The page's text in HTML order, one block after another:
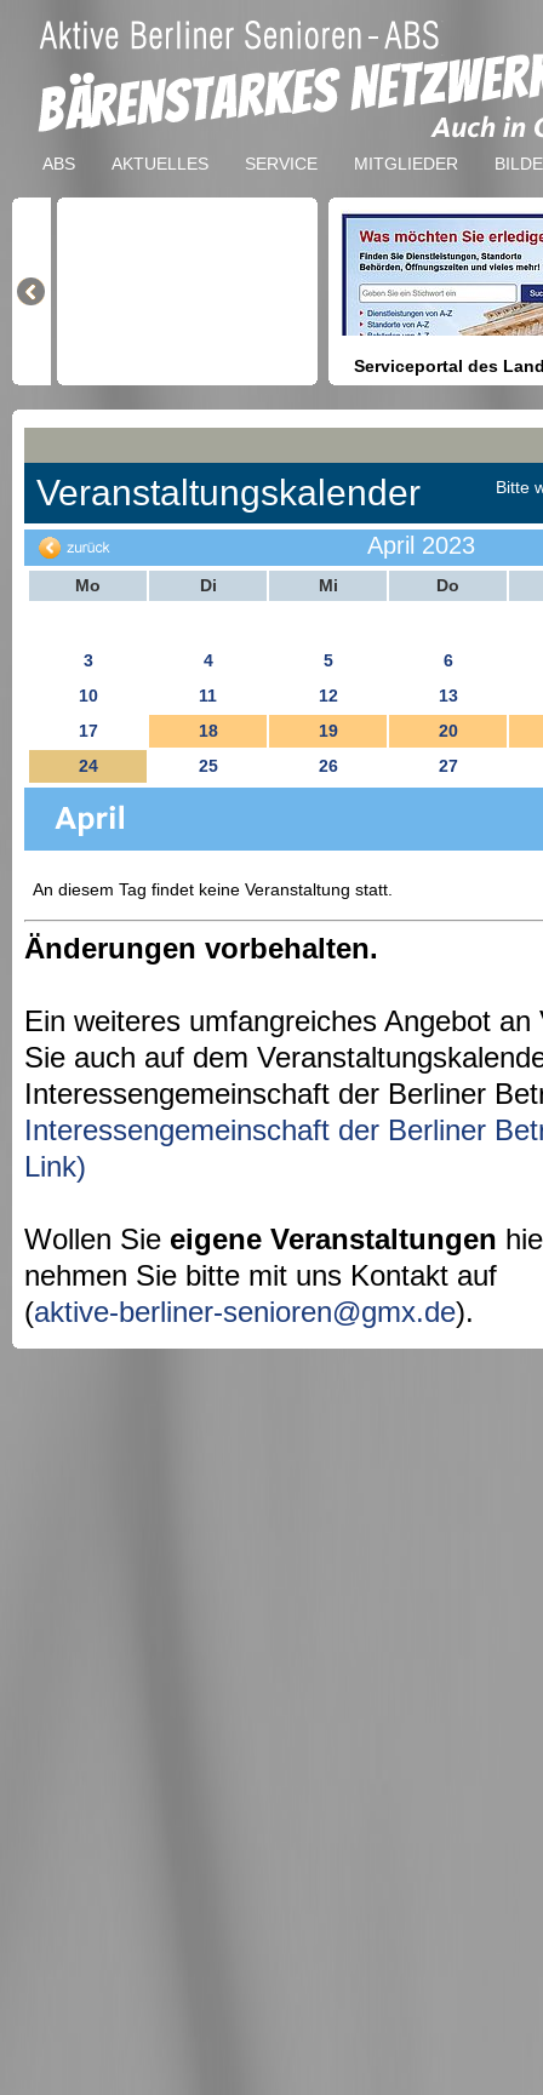
ABS AKTUELLES SERVICE MITGLIEDER
Serviceportal des
Berlin
Anmeldung bei Ämtern usw.
Veranstaltungskalender Bitte
April 2023
Mo Di Mi Do
3 4 5
6
10
11 12
13
17
18 19
20
24
25 26 27
An diesem Tag findet keine Veranstaltung statt.
Änderungen vorbehalten.
Ein weiteres umfangreiches Angebot
Sie auch auf dem
Interessengemeinschaft der Berliner
Interessengemeinschaft der Berliner
Link)
Wollen Sie eigene Veranstaltungen
nehmen Sie bitte mit uns Kontakt auf
(aktive-berliner-senioren@gmx.de).